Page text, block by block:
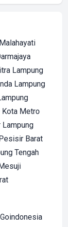
Lampung
Lampung
Kota Metro
Lampung
Barat
Tengah
Goindonesia